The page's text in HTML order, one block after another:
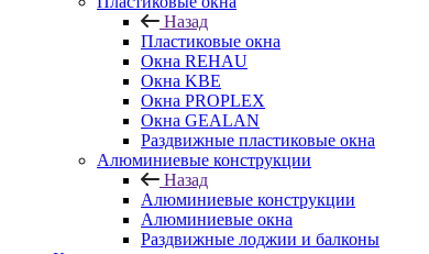
Назад
Пластиковые окна
Окна REHAU
Окна KBE
Окна PROPLEX
Окна GEALAN
Раздвижные пластиковые окна
Алюминиевые конструкции
Назад
Алюминиевые конструкции
Алюминиевые окна
Раздвижные лоджии и балконы